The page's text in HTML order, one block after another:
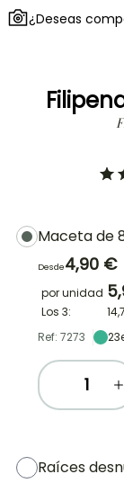
¿Deseas
Maceta de
Desde4,90 €
por unidad
Los 3:
Ref: 7273
23
Raíces